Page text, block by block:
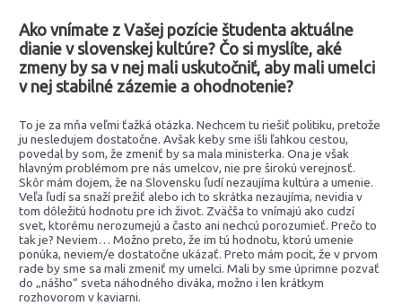
Ako vnímate z Vašej pozície študenta aktuálne
dianie v slovenskej kultúre? Čo si myslíte, aké
zmeny by sa v nej mali uskutočniť, aby mali umelci
v nej stabilné zázemie a ohodnotenie?
To je za mňa veľmi ťažká otázka. Nechcem tu riešiť politiku, pretože
ju nesledujem dostatočne. Avšak keby sme išli ľahkou cestou,
povedal by som, že zmeniť by sa mala ministerka. Ona je však
hlavným problémom pre nás umelcov, nie pre širokú verejnosť.
Skôr mám dojem, že na Slovensku ľudí nezaujíma kultúra a umenie.
Veľa ľudí sa snaží prežiť alebo ich to skrátka nezaujíma, nevidia v
tom dôležitú hodnotu pre ich život. Zväčša to vnímajú ako cudzí
svet, ktorému nerozumejú a často ani nechcú porozumieť. Prečo to
tak je? Neviem… Možno preto, že im tú hodnotu, ktorú umenie
ponúka, neviem/e dostatočne ukázať. Preto mám pocit, že v prvom
rade by sme sa mali zmeniť my umelci. Mali by sme úprimne pozvať
do „nášho“ sveta náhodného diváka, možno i len krátkym
rozhovorom v kaviarni.